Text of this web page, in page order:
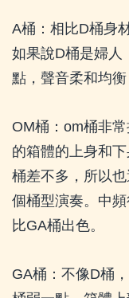
A桶：相比D桶身
如果說D桶是婦人
點，聲音柔和均
OM桶： om桶非
的箱體的上身和
桶差不多，所以也
個桶型演奏。中
比GA桶出色。
GA桶：不像D桶